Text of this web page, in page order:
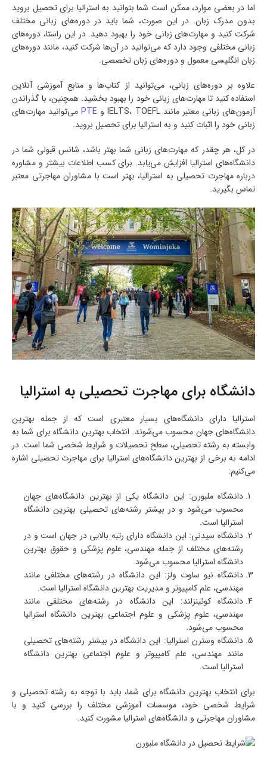
اما در بعضی موارد، ممکن است شما بتوانید به استرالیا برای تحصیل بروید
بدون مدرک زبان. در این صورت، شما باید در دوره‌های زبانی مختلف
شرکت کنید و مهارت‌های زبانی خود را بهبود دهید. در این راستا، دوره‌های
زبانی مختلفی وجود دارد که می‌توانید در آن‌ها شرکت کنید، مانند دوره‌های
زبان انگلیسی معمول و دوره‌های زبان تخصصی.
علاوه بر دوره‌های زبانی، می‌توانید از کتاب‌ها و منابع آموزشی آنلاین
استفاده کنید تا مهارت‌های زبانی خود را بهبود بخشید. همچنین، با گذراندن
آزمون‌های زبانی معتبر مانند IELTS، TOEFL و
PTEمی‌توانید مهارت‌های
زبانی خود را اثبات کنید و به استرالیا برای تحصیل بروید.
در کل، هر چقدر که مهارت‌های زبانی شما بهتر باشد، شانس قبولی شما در
دانشگاه‌های استرالیا افزایش می‌یابد. برای کسب اطلاعات بیشتر و مشاوره
درباره مهاجرت تحصیلی به استرالیا، بهتر است با مشاوران مهاجرتی معتبر
تماس بگیرید.
دانشگاه برای مهاجرت تحصیلی به استرالیا
استرالیا دارای دانشگاه‌های بسیار معتبری است که از جمله بهترین
دانشگاه‌های جهان محسوب می‌شوند. انتخاب بهترین دانشگاه برای شما به
وابسته به رشته تحصیلی، سطح تحصیلات و شرایط شخصی شما است. در
ادامه به برخی از بهترین دانشگاه‌های استرالیا برای مهاجرت تحصیلی اشاره
می‌کنیم:
دانشگاه ملبورن: این دانشگاه یکی از بهترین دانشگاه‌های جهان
محسوب می‌شود و در بیشتر رشته‌های تحصیلی بهترین دانشگاه
استرالیا است.
دانشگاه سیدنی: این دانشگاه دارای رتبه بالایی در جهان است و در
رشته‌های مختلف از جمله مهندسی، علوم پزشکی و حقوق بهترین
دانشگاه استرالیا محسوب می‌شود.
دانشگاه نیو ساوت ولز: این دانشگاه در رشته‌های مختلفی مانند
مهندسی، علم کامپیوتر و مدیریت بهترین دانشگاه استرالیا است.
دانشگاه کوئینزلند: این دانشگاه در رشته‌های مختلفی مانند
مهندسی، علوم پزشکی و علوم اجتماعی بهترین دانشگاه استرالیا
محسوب می‌شود.
دانشگاه وسترن استرالیا: این دانشگاه در بیشتر رشته‌های تحصیلی
مانند مهندسی، علم کامپیوتر و علوم اجتماعی بهترین دانشگاه
استرالیا است.
برای انتخاب بهترین دانشگاه برای شما، باید با توجه به رشته تحصیلی و
شرایط شخصی خود، موسسات آموزشی مختلف را بررسی کنید و با
مشاوران مهاجرتی و دانشگاه‌های استرالیا مشورت کنید.